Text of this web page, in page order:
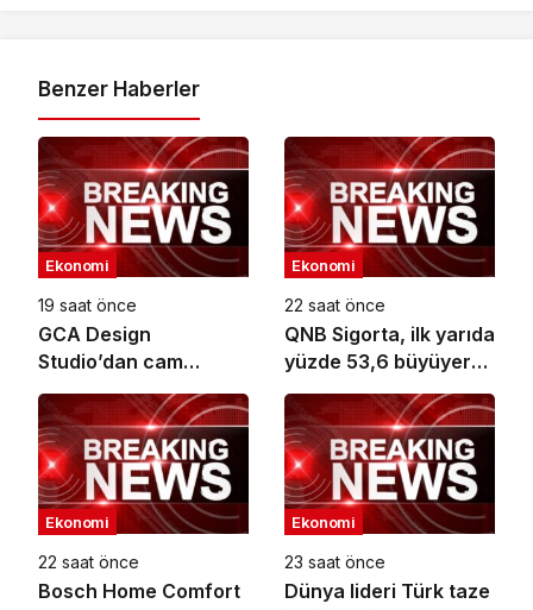
Benzer Haberler
Ekonomi
19 saat önce
GCA Design
Studio’dan cam
ambalaj tasarımında
bütüncül yaklaşım
Ekonomi
22 saat önce
QNB Sigorta, ilk yarıda
yüzde 53,6 büyüyerek
10,66 milyar TL prim
üretimine ulaştı
Ekonomi
22 saat önce
Bosch Home Comfort
Ekonomi
23 saat önce
Dünya lideri Türk taze